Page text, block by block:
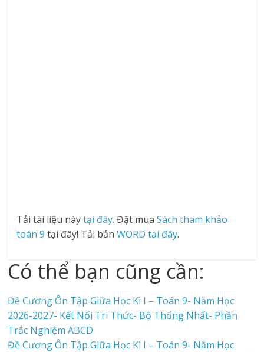
Tải tài liệu nàytại đây. Đặt muaSách tham khảo
toán 9 tại đây! Tải bảnWORD tại đây.
Có thể bạn cũng cần:
Đề Cương Ôn Tập Giữa Học Kì I – Toán 9- Năm Học
2026-2027- Kết Nối Tri Thức- Bộ Thống Nhất- Phần
Trắc Nghiệm ABCD
Đề Cương Ôn Tập Giữa Học Kì I – Toán 9- Năm Học